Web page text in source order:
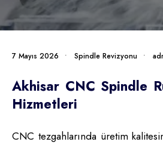
7 Mayıs 2026 • Spindle Revizyonu •
Akhisar CNC Spindle
Hizmetleri
CNC tezgahlarında üretim